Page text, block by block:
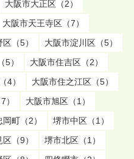
大阪市大正区（2）
大阪市天王寺区（7）
（5）
大阪市淀川区（5）
5）
大阪市住吉区（2）
4）
大阪市住之江区（5）
）
大阪市旭区（1）
町（2）
堺市中区（1）
（9）
堺市北区（1）